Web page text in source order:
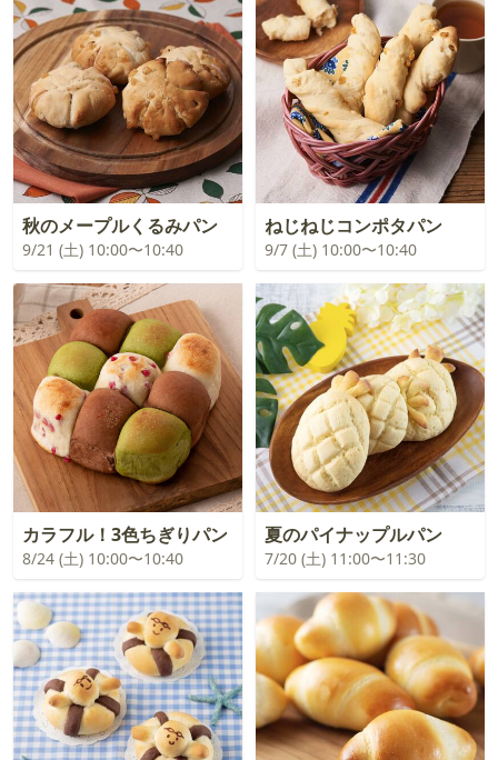
秋のメープルくるみパン
9/21 (土) 10:00〜10:40
ねじねじコンポタパン
9/7 (土) 10:00〜10:40
カラフル！3色ちぎりパン
8/24 (土) 10:00〜10:40
夏のパイナップルパン
7/20 (土) 11:00〜11:30